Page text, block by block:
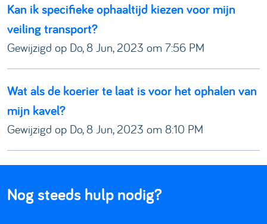
Kan ik specifieke ophaaltijd kiezen voor mijn
veiling transport?
Gewijzigd op Do, 8 Jun, 2023 om 7:56 PM
Wat als de koerier te laat is voor het ophalen van
mijn kavel?
Gewijzigd op Do, 8 Jun, 2023 om 8:10 PM
Nog steeds hulp nodig?